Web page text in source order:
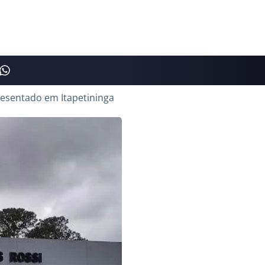
em Itapetininga